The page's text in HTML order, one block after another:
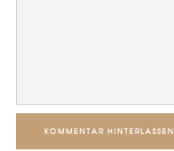
KOMMENTAR HINTERLASSEN